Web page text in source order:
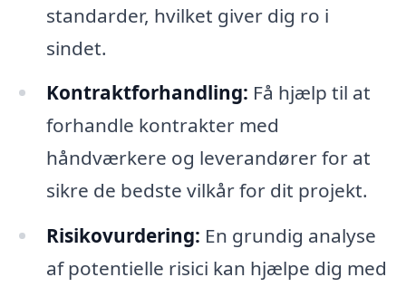
standarder, hvilket giver dig ro i
sindet.
Kontraktforhandling: Få hjælp til at
forhandle kontrakter med
håndværkere og leverandører for at
sikre de bedste vilkår for dit projekt.
Risikovurdering: En grundig analyse
af potentielle risici kan hjælpe dig med